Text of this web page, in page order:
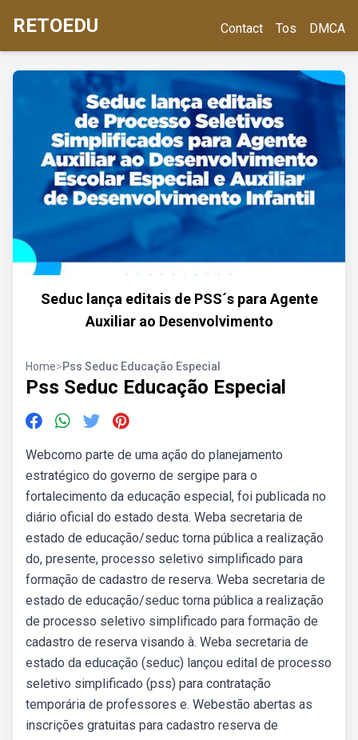
RETOEDU Contact Tos DMCA
Seduc lança editais de PSS´s para Agente
Auxiliar ao Desenvolvimento
Home>Pss Seduc Educação Especial
Pss Seduc Educação Especial
Webcomo parte de uma ação do planejamento
estratégico do governo de sergipe para o
fortalecimento da educação especial, foi publicada no
diário oficial do estado desta. Weba secretaria de
estado de educação/seduc torna pública a realização
do, presente, processo seletivo simplificado para
formação de cadastro de reserva. Weba secretaria de
estado de educação/seduc torna pública a realização
de processo seletivo simplificado para formação de
cadastro de reserva visando à. Weba secretaria de
estado da educação (seduc) lançou edital de processo
seletivo simplificado (pss) para contratação
temporária de professores e. Webestão abertas as
inscrições gratuitas para cadastro reserva de